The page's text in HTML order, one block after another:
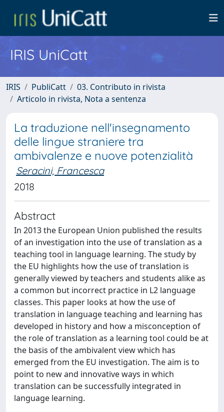
IRIS UniCatt
IRIS PubliCatt
03. Contributo in rivista
Articolo in rivista, Nota a sentenza
La traduzione nell'insegnamento
delle lingue straniere tra
ambivalenze e nuove potenzialità
Seracini, Francesca
2018
Abstract
In 2013 the European Union published the results
of an investigation into the use of translation as a
teaching tool in language learning. The study by
the EU highlights how the use of translation is
generally viewed by teachers and students alike as
a common but incorrect practice in L2 language
classes. This paper looks at how the use of
translation in language teaching and learning has
developed in history and how a misconception of
the role of translation as a learning tool could be at
the basis of the ambivalent view which has
emerged from the EU investigation. The aim is to
point to new and innovative ways in which
translation can be successfully integrated in
language learning.